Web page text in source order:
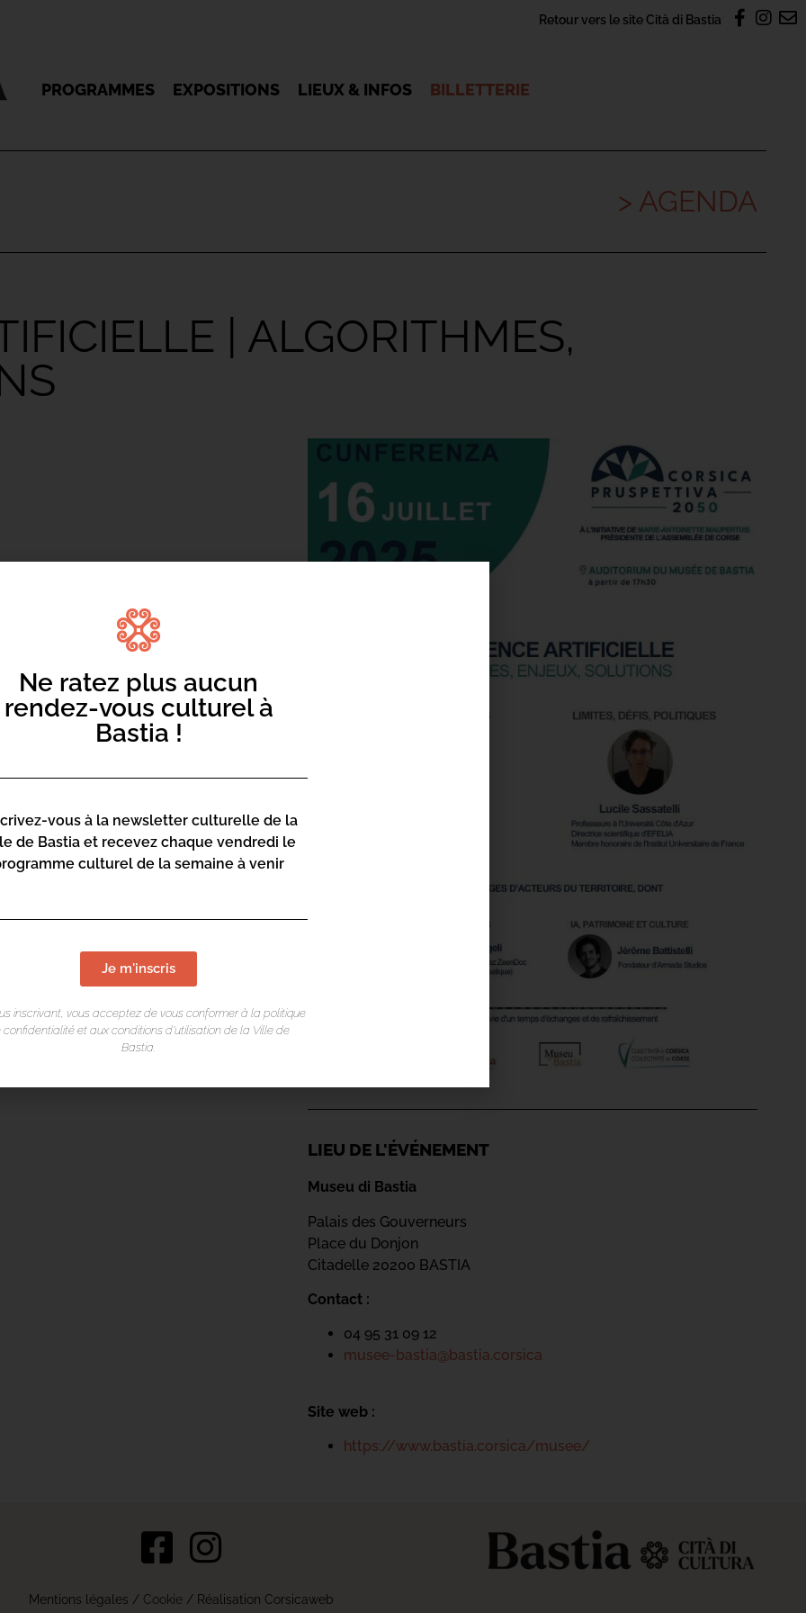
Retour vers le site Cità di Bastia
PROGRAMMES EXPOSITIONS LIEUX & INFOS BILLETTERIE
> AGENDA
| ALGORITHMES,
DE L’ASSEMBLÉE DE CORSE.
LIEU DE L'ÉVÉNEMENT
Museu di Bastia
Palais des Gouverneurs
Place du Donjon
Citadelle 20200 BASTIA
Contact :
04 95 31 09 12
musee-bastia@bastia.corsica
Site web :
https://www.bastia.corsica/musee/
Mentions légales / Cookie / Réalisation Corsicaweb
Ne ratez plus aucun
rendez-vous culturel à
Bastia !
vous à la newsletter culturelle de la
de Bastia et recevez chaque vendredi le
culturel de la semaine à venir
Je m'inscris
inscrivant, vous acceptez de vous conformer à la politique
confidentialité et aux conditions d’utilisation de la Ville de
Bastia.